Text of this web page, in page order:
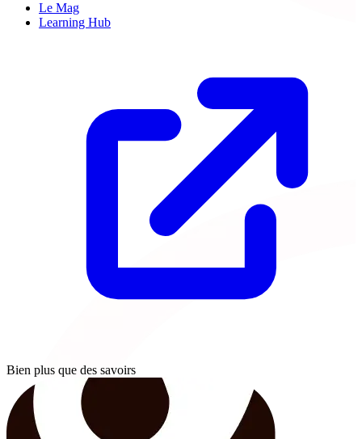
Le Mag
Learning Hub
Bien plus que des savoirs